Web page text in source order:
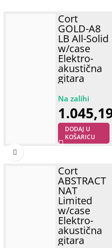
Cort
GOLD-A8
LB All-Solid
w/case
Elektro-
akustična
gitara
DODAJ U
KOŠARICU
Cort
ABSTRACT
NAT
Limited
w/case
Elektro-
akustična
gitara